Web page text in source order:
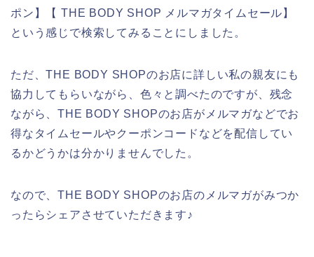
ポン】【 THE BODY SHOP メルマガタイムセール】
という感じで検索してみることにしました。
ただ、THE BODY SHOPのお店に詳しい私の親友にも
協力してもらいながら、色々と調べたのですが、残念
ながら、THE BODY SHOPのお店がメルマガなどでお
得なタイムセールやクーポンコードなどを配信してい
るかどうかは分かりませんでした。
なので、THE BODY SHOPのお店のメルマガがみつか
ったらシェアさせていただきます♪